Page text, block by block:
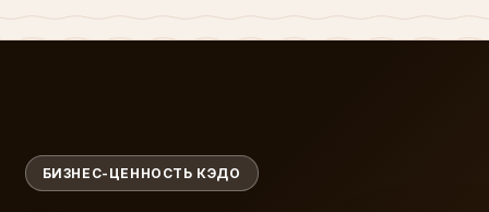
БИЗНЕС-ЦЕННОСТЬ КЭДО